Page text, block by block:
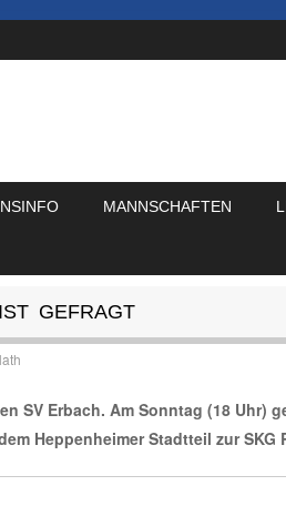
MANNSCHAFTEN
GEFRAGT
SV Erbach. Am Sonntag (18 Uhr)
Heppenheimer Stadtteil zur SKG